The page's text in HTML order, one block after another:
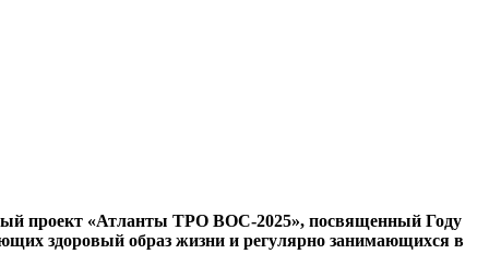
проект «Атланты ТРО ВОС-2025», посвященный Году
здоровый образ жизни и регулярно занимающихся в